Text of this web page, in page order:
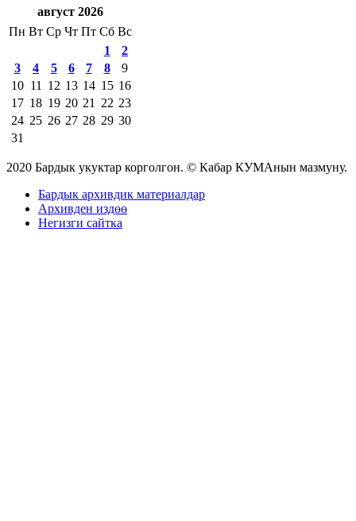
август 2026
Пн Вт Ср Чт Пт Сб Вс
1
2
3
4 5 6 7 8
9
10 11 12 13 14 15 16
17 18 19 20 21 22 23
24 25 26 27 28 29 30
31
2020 Бардык укуктар корголгон. © Кабар КУМАнын мазмуну.
Бардык архивдик материалдар
Архивден издөө
Негизги сайтка